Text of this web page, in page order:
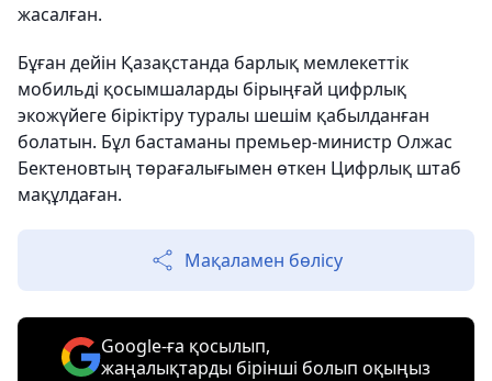
жасалған.
Бұған дейін Қазақстанда барлық мемлекеттік
мобильді қосымшаларды бірыңғай цифрлық
экожүйеге біріктіру туралы шешім қабылданған
болатын. Бұл бастаманы премьер-министр Олжас
Бектеновтың төрағалығымен өткен Цифрлық штаб
мақұлдаған.
Мақаламен бөлісу
Google-ға қосылып,
жаңалықтарды бірінші болып оқыңыз